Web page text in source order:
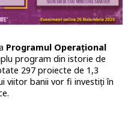
Programul Operațional
program din istorie de
297 proiecte de 1,3
viitor banii vor fi investiți în